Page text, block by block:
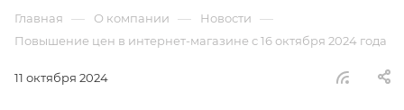
Главная — О компании — Новости —
Повышение цен в интернет-магазине с 16 октября 2024 года
11 октября 2024